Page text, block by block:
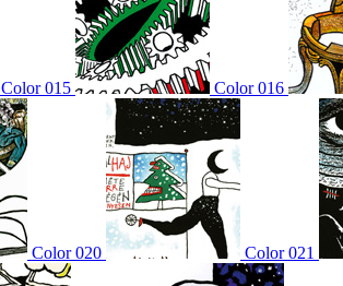
Color 015 Color 016
Color 020 Color 021